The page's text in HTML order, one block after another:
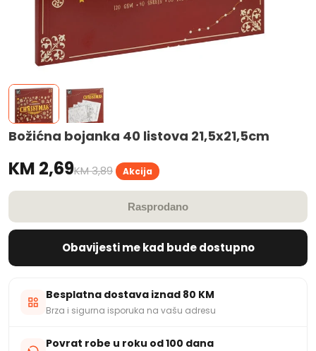
Božićna bojanka 40 listova 21,5x21,5cm
KM 2,69KM 3,89 Akcija
Rasprodano
Obavijesti me kad bude dostupno
Besplatna dostava iznad 80 KM
Brza i sigurna isporuka na vašu adresu
Povrat robe u roku od 100 dana